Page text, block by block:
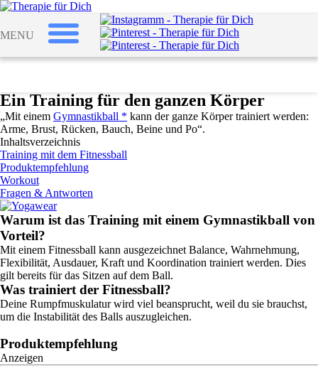
MENU
Atmen
Bewegen
Entspannen
Ernähren
Schlafen
Pflegen
Bewegen
Gymnastikbälle
Gymnastikbälle
Ein Training für den ganzen Körper
„Mit einem Gymnastikball * kann der ganze Körper trainiert werden:
Arme, Brust, Rücken, Bauch, Beine und Po“.
Inhaltsverzeichnis
Training mit dem Fitnessball
Produktempfehlung
Workout
Fragen & Antworten
Warum ist das Training mit einem Gymnastikball von
Vorteil?
Mit einem Fitnessball kann ausgezeichnet Balance, Wahrnehmung,
Flexibilität, Ausdauer, Kraft und Koordination trainiert werden. Dies
gilt bereits für das Sitzen auf dem Ball.
Was trainiert der Fitnessball?
Deine Rumpfmuskulatur wird viel beansprucht, weil du sie brauchst,
um die Instabilität des Balls auszugleichen.
Produktempfehlung
Anzeigen